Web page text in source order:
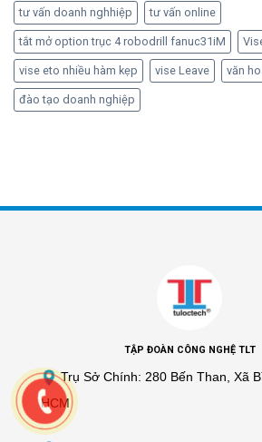
tư vấn doanh nghhiệp tư vấn online
tắt mở option trục 4 robodrill fanuc31iM
vise eto nhiều hàm kẹp vise Leave văn
đào tạo doanh nghiệp
TẬP ĐOÀN CÔNG NGHỆ TLT
Trụ Sở Chính: 280 Bến Than, Xã
HCM